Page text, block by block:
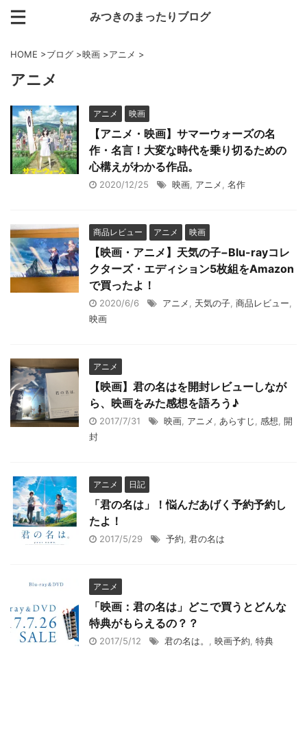
みつきのまったりブログ
HOME >ブログ >映画 >アニメ >
アニメ
アニメ 映画
【アニメ・映画】サマーウォーズの名
作・名言！大変な時代を乗り切るための
心構えがわかる作品。
2020/12/25 映画 アニメ 名作
商品レビュー アニメ 映画
【映画・アニメ】天気の子−Blu-rayコレ
クターズ・エディション5枚組をAmazon
で買ったよ！
2020/6/6 アニメ 天気の子 商品レビュー
映画
アニメ
【映画】君の名はを開封レビューしなが
ら、映画をみた感想を語ろう♪
2017/7/31 映画 アニメ あらすじ 感想 開
封
アニメ 日記
「君の名は」！悩んだあげく予約予約し
たよ！
2017/5/29 予約 君の名は
アニメ
「映画：君の名は」どこで買うとどんな
特典がもらえるの？？
2017/5/12 君の名は。 映画予約 特典